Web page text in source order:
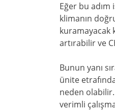
Eğer bu
klimanın
kuramayacak
artırabilir ve
Bunun yanı
ünite
neden olabilir.
verimli